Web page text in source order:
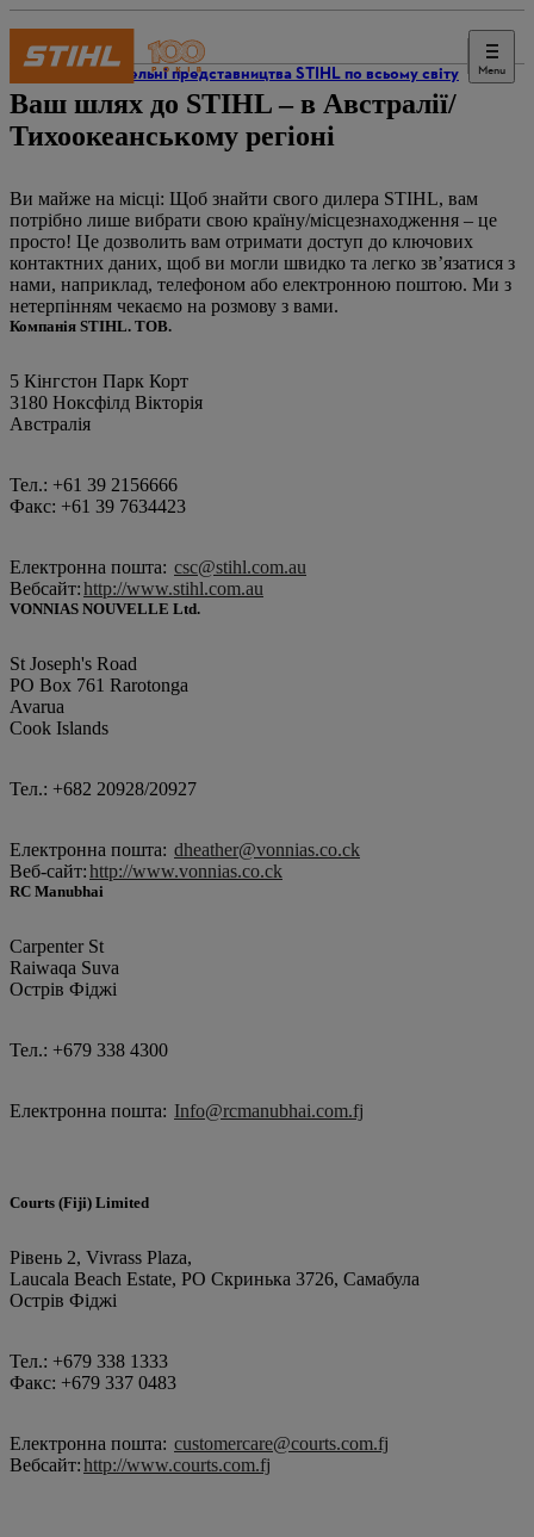
Menu
Торговельні представництва STIHL по всьому світу
Ваш шлях до STIHL – в Австралії/
Тихоокеанському регіоні
Ви майже на місці: Щоб знайти свого дилера STIHL, вам
потрібно лише вибрати свою країну/місцезнаходження – це
просто! Це дозволить вам отримати доступ до ключових
контактних даних, щоб ви могли швидко та легко зв’язатися з
нами, наприклад, телефоном або електронною поштою. Ми з
нетерпінням чекаємо на розмову з вами.
Компанія STIHL. ТОВ.
5 Кінгстон Парк Корт
3180 Ноксфілд Вікторія
Австралія
Тел.: +61 39 2156666
Факс: +61 39 7634423
Електронна пошта: csc@stihl.com.au
Вебсайт:http://www.stihl.com.au
VONNIAS NOUVELLE Ltd.
St Joseph's Road
PO Box 761 Rarotonga
Avarua
Cook Islands
Тел.: +682 20928/20927
Електронна пошта: dheather@vonnias.co.ck
Веб-сайт:http://www.vonnias.co.ck
RC Manubhai
Carpenter St
Raiwaqa Suva
Острів Фіджі
Тел.: +679 338 4300
Електронна пошта: Info@rcmanubhai.com.fj
Courts (Fiji) Limited
Рівень 2, Vivrass Plaza,
Laucala Beach Estate, PO Скринька 3726, Самабула
Острів Фіджі
Тел.: +679 338 1333
Факс: +679 337 0483
Електронна пошта: customercare@courts.com.fj
Вебсайт:http://www.courts.com.fj